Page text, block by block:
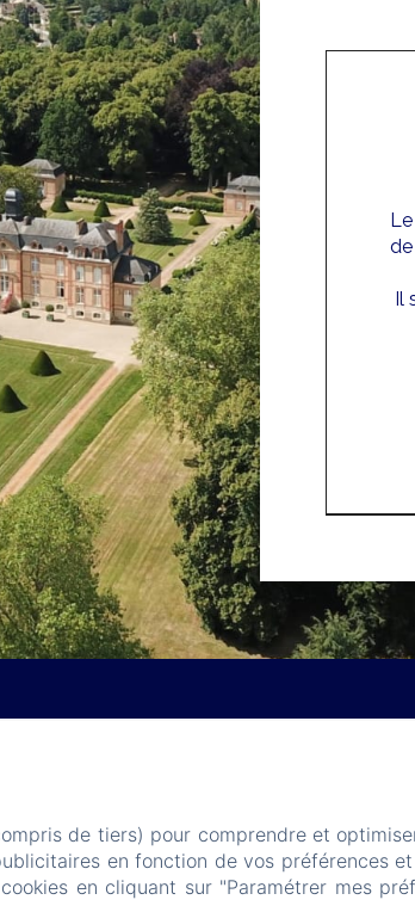
Il
de Lauresse
de tiers) pour comprendre et
en fonction de vos préférences
en cliquant sur "Paramétrer mes